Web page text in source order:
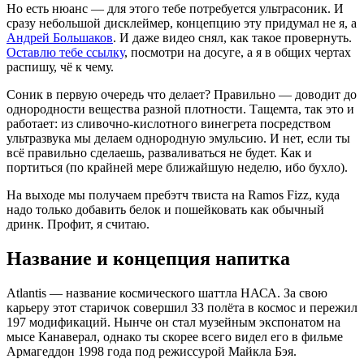
Но есть нюанс — для этого тебе потребуется ультрасоник. И
сразу небольшой дисклеймер, концепцию эту придумал не я, а
Андрей Большаков. И даже видео снял, как такое провернуть.
Оставлю тебе ссылку, посмотри на досуге, а я в общих чертах
распишу, чё к чему.
Соник в первую очередь что делает? Правильно — доводит до
однородности вещества разной плотности. Тащемта, так это и
работает: из сливочно-кислотного винегрета посредством
ультразвука мы делаем однородную эмульсию. И нет, если ты
всё правильно сделаешь, разваливаться не будет. Как и
портиться (по крайней мере ближайшую неделю, ибо бухло).
На выходе мы получаем пребэтч твиста на Ramos Fizz, куда
надо только добавить белок и пошейковать как обычный
дринк. Профит, я считаю.
Название и концепция напитка
Atlantis — название космического шаттла НАСА. За свою
карьеру этот старичок совершил 33 полёта в космос и пережил
197 модификаций. Нынче он стал музейным экспонатом на
мысе Канаверал, однако ты скорее всего видел его в фильме
Армагеддон 1998 года под режиссурой Майкла Бэя.